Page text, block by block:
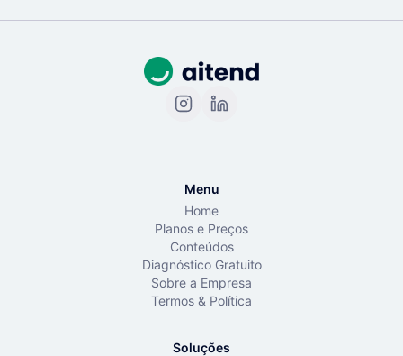
Menu
Home
Planos e Preços
Conteúdos
Diagnóstico Gratuito
Sobre a Empresa
Termos & Política
Soluções